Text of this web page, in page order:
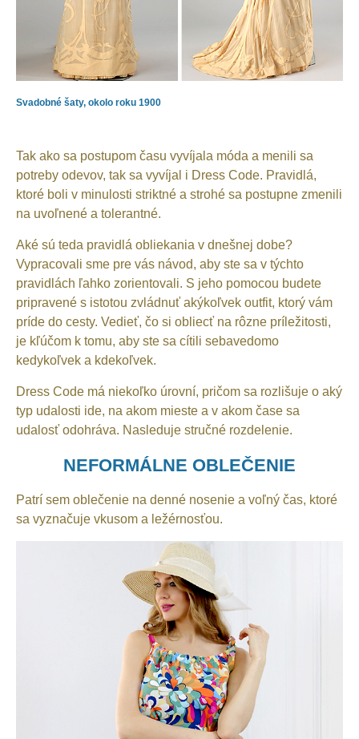
Svadobné šaty, okolo roku 1900
Tak ako sa postupom času vyvíjala móda a menili sa
potreby odevov, tak sa vyvíjal i Dress Code. Pravidlá,
ktoré boli v minulosti striktné a strohé sa postupne zmenili
na uvoľnené a tolerantné.
Aké sú teda pravidlá obliekania v dnešnej dobe?
Vypracovali sme pre vás návod, aby ste sa v týchto
pravidlách ľahko zorientovali. S jeho pomocou budete
pripravené s istotou zvládnuť akýkoľvek outfit, ktorý vám
príde do cesty. Vedieť, čo si obliecť na rôzne príležitosti,
je kľúčom k tomu, aby ste sa cítili sebavedomo
kedykoľvek a kdekoľvek.
Dress Code má niekoľko úrovní, pričom sa rozlišuje o aký
typ udalosti ide, na akom mieste a v akom čase sa
udalosť odohráva. Nasleduje stručné rozdelenie.
NEFORMÁLNE OBLEČENIE
Patrí sem oblečenie na denné nosenie a voľný čas, ktoré
sa vyznačuje vkusom a ležérnosťou.